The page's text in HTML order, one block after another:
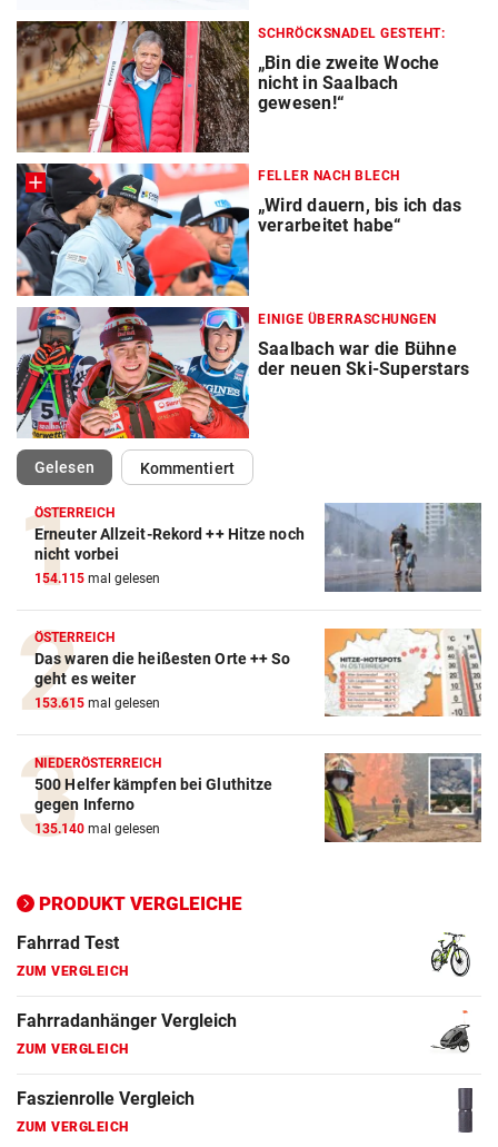
SCHRÖCKSNADEL GESTEHT:
„Bin die zweite Woche
nicht in Saalbach
gewesen!“
FELLER NACH BLECH
„Wird dauern, bis ich das
verarbeitet habe“
EINIGE ÜBERRASCHUNGEN
Saalbach war die Bühne
der neuen Ski-Superstars
Gelesen(ausgewählt)Kommentiert
ÖSTERREICH
Erneuter Allzeit-Rekord ++ Hitze noch
nicht vorbei
154.115 mal gelesen
ÖSTERREICH
Das waren die heißesten Orte ++ So
geht es weiter
153.615 mal gelesen
NIEDERÖSTERREICH
500 Helfer kämpfen bei Gluthitze
gegen Inferno
135.140 mal gelesen
PRODUKT VERGLEICHE
Action-Cam Vergleich
ZUM VERGLEICH
Crosstrainer Vergleich
ZUM VERGLEICH
E-Bike Vergleich
ZUM VERGLEICH
Elektro-Scooter Vergleich
ZUM VERGLEICH
ZUM VERGLEICH
Fahrrad Test
ZUM VERGLEICH
Fahrradanhänger Vergleich
ZUM VERGLEICH
Faszienrolle Vergleich
ZUM VERGLEICH